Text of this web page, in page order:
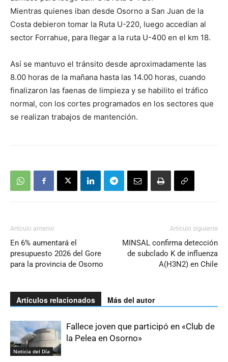
Mientras quienes iban desde Osorno a San Juan de la
Costa debieron tomar la Ruta U-220, luego accedían al
sector Forrahue, para llegar a la ruta U-400 en el km 18.
Así se mantuvo el tránsito desde aproximadamente las
8.00 horas de la mañana hasta las 14.00 horas, cuando
finalizaron las faenas de limpieza y se habilito el tráfico
normal, con los cortes programados en los sectores que
se realizan trabajos de mantención.
Artículo anterior
En 6% aumentará el
presupuesto 2026 del Gore
para la provincia de Osorno
Artículo siguiente
MINSAL confirma detección
de subclado K de influenza
A(H3N2) en Chile
Artículos relacionados Más del autor
Noticia del Día
Fallece joven que participó en «Club de
la Pelea en Osorno»